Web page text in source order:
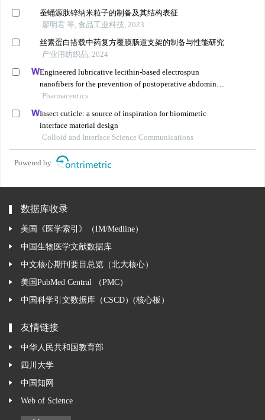
蚕蛹源肽锌纳米粒子的制备及其结构表征
廖明君 等, 食品工业科技, 2023
丝素蛋白搭载中药复方覆膜肠道支架的制备与性能研究
产业用纺织品, 2024
Engineered lubricative lecithin-based electrospun
nanofibers for the prevention of postoperative abdominal
adhesion
Pharmaceutics
Insect cuticle: a source of inspiration for biomimetic
interface material design
Colloid and Interface Science Communications
Powered by
数据库收录
美国《医学索引》（IM/Medline）
中国生物医学文献数据库
中文核心期刊要目总览（北大核心）
美国PubMed Central （PMC）
中国科学引文数据库（CSCD）(核心板）
友情链接
中华人民共和国教育部
四川大学
中国知网
Web of Science